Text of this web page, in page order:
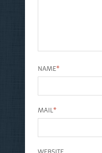
NAME*
MAIL *